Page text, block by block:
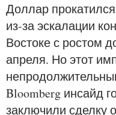
Доллар
из-за эскалации
Востоке с ростом
апреля. Но этот
Bloomberg инсайд
заключили сделку